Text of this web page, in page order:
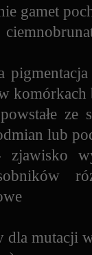
gamet
ze
lub
zjawisko
dla mutacji